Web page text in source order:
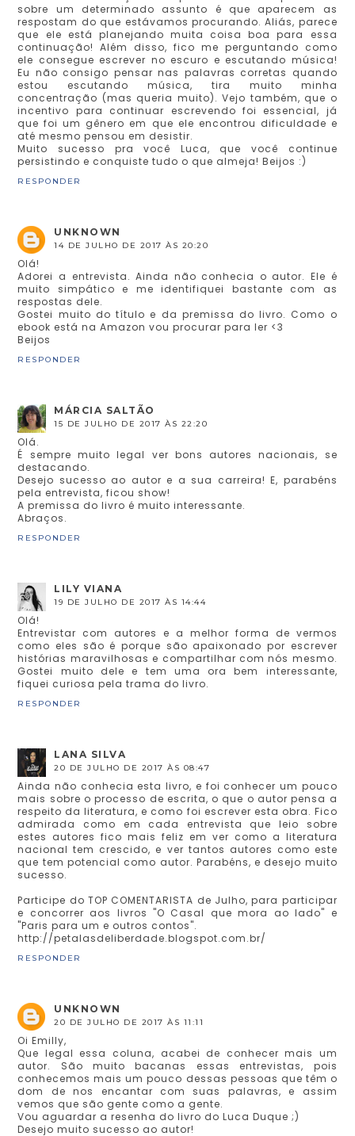
sobre um determinado assunto é que aparecem as
respostam do que estávamos procurando. Aliás, parece
que ele está planejando muita coisa boa para essa
continuação! Além disso, fico me perguntando como
ele consegue escrever no escuro e escutando música!
Eu não consigo pensar nas palavras corretas quando
estou escutando música, tira muito minha
concentração (mas queria muito). Vejo também, que o
incentivo para continuar escrevendo foi essencial, já
que foi um gênero em que ele encontrou dificuldade e
até mesmo pensou em desistir.
Muito sucesso pra você Luca, que você continue
persistindo e conquiste tudo o que almeja! Beijos :)
RESPONDER
UNKNOWN
14 DE JULHO DE 2017 ÀS 20:20
Olá!
Adorei a entrevista. Ainda não conhecia o autor. Ele é
muito simpático e me identifiquei bastante com as
respostas dele.
Gostei muito do título e da premissa do livro. Como o
ebook está na Amazon vou procurar para ler <3
Beijos
RESPONDER
MÁRCIA SALTÃO
15 DE JULHO DE 2017 ÀS 22:20
Olá.
É sempre muito legal ver bons autores nacionais, se
destacando.
Desejo sucesso ao autor e a sua carreira! E, parabéns
pela entrevista, ficou show!
A premissa do livro é muito interessante.
Abraços.
RESPONDER
LILY VIANA
19 DE JULHO DE 2017 ÀS 14:44
Olá!
Entrevistar com autores e a melhor forma de vermos
como eles são é porque são apaixonado por escrever
histórias maravilhosas e compartilhar com nós mesmo.
Gostei muito dele e tem uma ora bem interessante,
fiquei curiosa pela trama do livro.
RESPONDER
LANA SILVA
20 DE JULHO DE 2017 ÀS 08:47
Ainda não conhecia esta livro, e foi conhecer um pouco
mais sobre o processo de escrita, o que o autor pensa a
respeito da literatura, e como foi escrever esta obra. Fico
admirada como em cada entrevista que leio sobre
estes autores fico mais feliz em ver como a literatura
nacional tem crescido, e ver tantos autores como este
que tem potencial como autor. Parabéns, e desejo muito
sucesso.
Participe do TOP COMENTARISTA de Julho, para participar
e concorrer aos livros "O Casal que mora ao lado" e
"Paris para um e outros contos".
http://petalasdeliberdade.blogspot.com.br/
RESPONDER
UNKNOWN
20 DE JULHO DE 2017 ÀS 11:11
Oi Emilly,
Que legal essa coluna, acabei de conhecer mais um
autor. São muito bacanas essas entrevistas, pois
conhecemos mais um pouco dessas pessoas que têm o
dom de nos encantar com suas palavras, e assim
vemos que são gente como a gente.
Vou aguardar a resenha do livro do Luca Duque ;)
Desejo muito sucesso ao autor!